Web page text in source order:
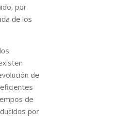
por
de los
de
de
por